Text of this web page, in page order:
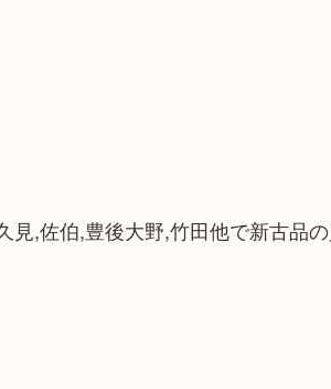
,佐伯,豊後大野,竹田他で新古品